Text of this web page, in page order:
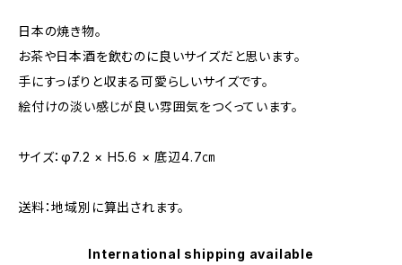
日本の焼き物。
お茶や日本酒を飲むのに良いサイズだと思います。
手にすっぽりと収まる可愛らしいサイズです。
絵付けの淡い感じが良い雰囲気をつくっています。
サイズ：φ7.2 × H5.6 × 底辺4.7㎝
送料：地域別に算出されます。
International shipping available